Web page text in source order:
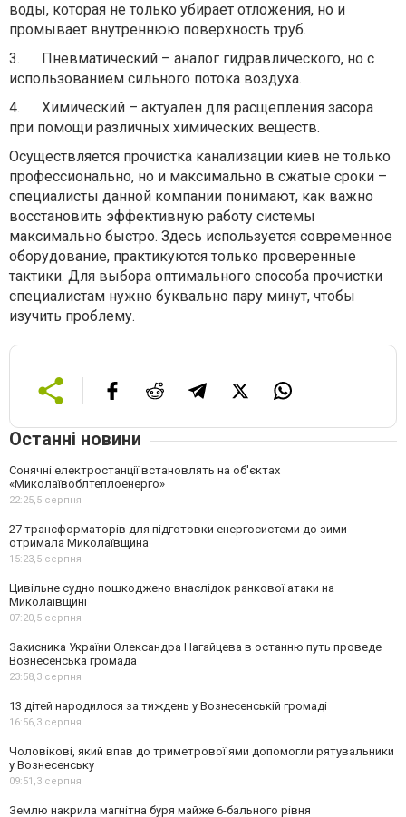
воды, которая не только убирает отложения, но и
промывает внутреннюю поверхность труб.
3.
Пневматический – аналог гидравлического, но с
использованием сильного потока воздуха.
4.
Химический – актуален для расщепления засора
при помощи различных химических веществ.
Осуществляется прочистка канализации киев не только
профессионально, но и максимально в сжатые сроки –
специалисты данной компании понимают, как важно
восстановить эффективную работу системы
максимально быстро. Здесь используется современное
оборудование, практикуются только проверенные
тактики. Для выбора оптимального способа прочистки
специалистам нужно буквально пару минут, чтобы
изучить проблему.
Останні новини
Сонячні електростанції встановлять на об'єктах
«Миколаївоблтеплоенерго»
22:25,5 серпня
27 трансформаторів для підготовки енергосистеми до зими
отримала Миколаївщина
15:23,5 серпня
Цивільне судно пошкоджено внаслідок ранкової атаки на
Миколаївщині
07:20,5 серпня
Захисника України Олександра Нагайцева в останню путь проведе
Вознесенська громада
23:58,3 серпня
13 дітей народилося за тиждень у Вознесенській громаді
16:56,3 серпня
Чоловікові, який впав до триметрової ями допомогли рятувальники
у Вознесенську
09:51,3 серпня
Землю накрила магнітна буря майже 6-бального рівня